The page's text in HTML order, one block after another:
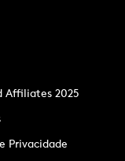
Affiliates 2025
Privacidade